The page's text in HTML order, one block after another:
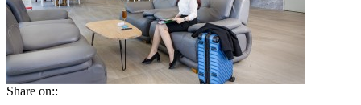
Share on::